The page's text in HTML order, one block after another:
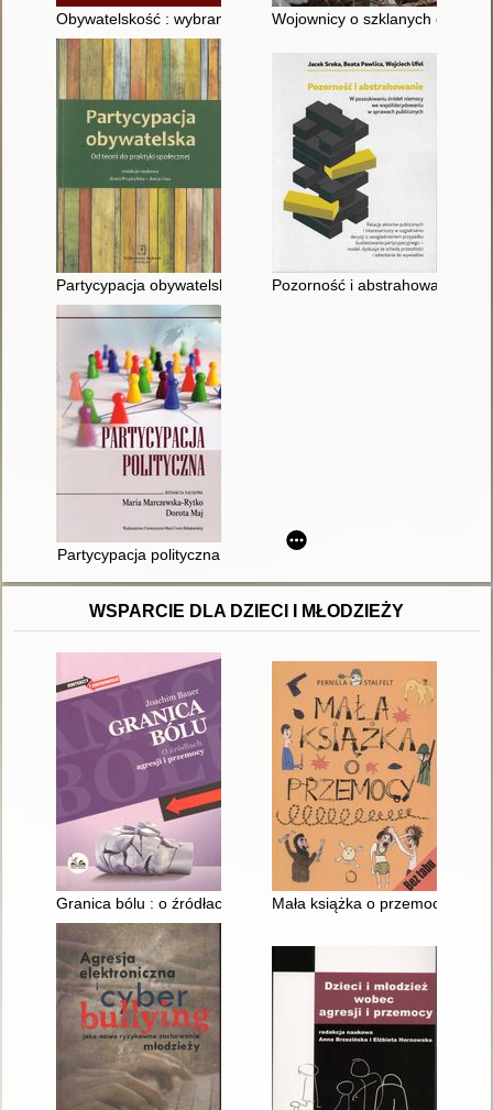
Obywatelskość : wybrane europejskie ujęcia filozoficzne i
Wojownicy o szklanych oczach
Partycypacja obywatelska : od teorii do praktyki społecznej
Pozorność i abstrahowanie : w
Partycypacja polityczna
WSPARCIE DLA DZIECI I MŁODZIEŻY
Granica bólu : o źródłach agresji i przemocy
Mała książka o przemocy